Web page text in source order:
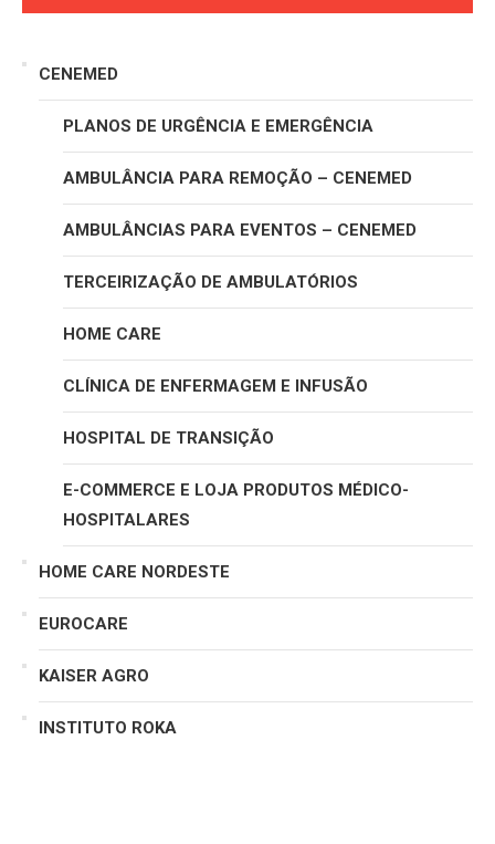
CENEMED
PLANOS DE URGÊNCIA E EMERGÊNCIA
AMBULÂNCIA PARA REMOÇÃO – CENEMED
AMBULÂNCIAS PARA EVENTOS – CENEMED
TERCEIRIZAÇÃO DE AMBULATÓRIOS
HOME CARE
CLÍNICA DE ENFERMAGEM E INFUSÃO
HOSPITAL DE TRANSIÇÃO
E-COMMERCE E LOJA PRODUTOS MÉDICO-
HOSPITALARES
HOME CARE NORDESTE
EUROCARE
KAISER AGRO
INSTITUTO ROKA